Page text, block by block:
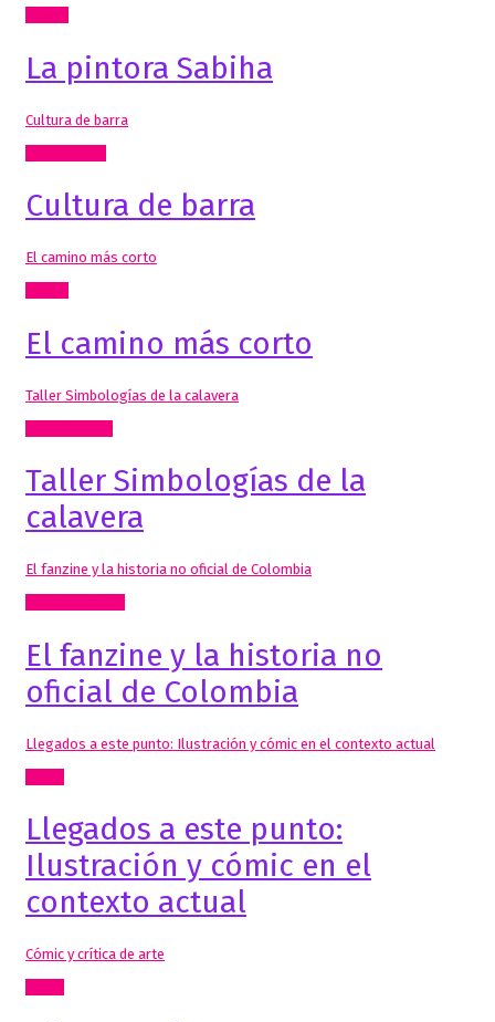
La pintora Sabiha
Cultura de barra
Cultura de barra
El camino más corto
El camino más corto
Taller Simbologías de la calavera
Taller Simbologías de la
calavera
El fanzine y la historia no oficial de Colombia
El fanzine y la historia no
oficial de Colombia
Llegados a este punto: Ilustración y cómic en el contexto actual
Llegados a este punto:
Ilustración y cómic en el
contexto actual
Cómic y crítica de arte